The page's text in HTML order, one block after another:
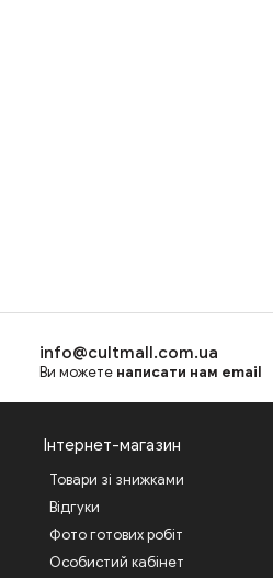
info@cultmall.com.ua
Ви можете написати нам email
Інтернет-магазин
Товари зі знижками
Відгуки
Фото готових робіт
Особистий кабінет